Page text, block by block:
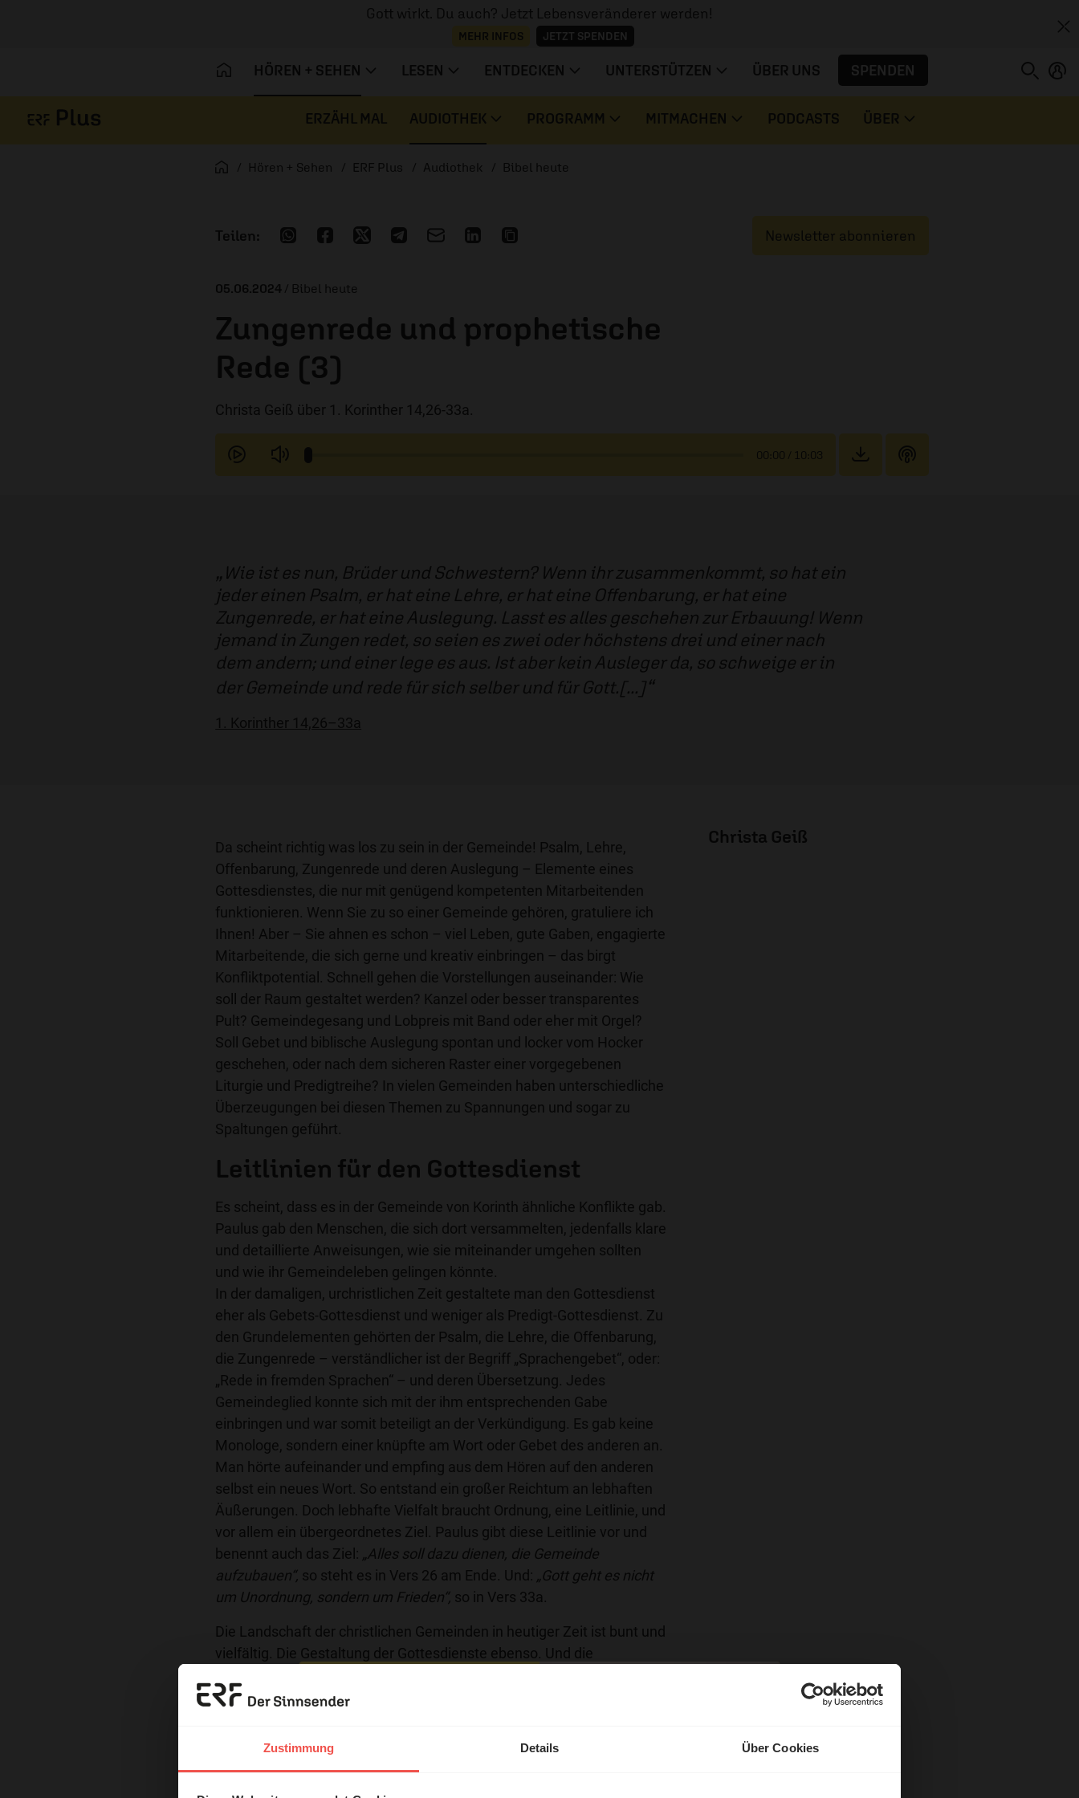
Zustimmung Details Über Cookies
Gott wirkt. Du auch? Jetzt Lebensveränderer werden!
MEHR INFOS JETZT SPENDEN
HÖREN + SEHEN LESEN ENTDECKEN UNTERSTÜTZEN ÜBER UNS SPENDEN
ERZÄHL MAL AUDIOTHEK PROGRAMM MITMACHEN PODCASTS ÜBER
Startseite
Hören + Sehen ERF Plus Audiothek Bibel heute
Newsletter abonnieren
05.06.2024 / Bibel heute
Zungenrede und prophetische
Rede (3)
Christa Geiß über 1. Korinther 14,26-33a.
00:00 / 10:03
Wie ist es nun, Brüder und Schwestern? Wenn ihr zusammenkommt, so hat ein
jeder einen Psalm, er hat eine Lehre, er hat eine Offenbarung, er hat eine
Zungenrede, er hat eine Auslegung. Lasst es alles geschehen zur Erbauung! Wenn
jemand in Zungen redet, so seien es zwei oder höchstens drei und einer nach
dem andern; und einer lege es aus. Ist aber kein Ausleger da, so schweige er in
der Gemeinde und rede für sich selber und für Gott.[...]
1. Korinther 14,26–33a
Da scheint richtig was los zu sein in der Gemeinde! Psalm, Lehre,
Offenbarung, Zungenrede und deren Auslegung – Elemente eines
Gottesdienstes, die nur mit genügend kompetenten Mitarbeitenden
funktionieren. Wenn Sie zu so einer Gemeinde gehören, gratuliere ich
Ihnen! Aber – Sie ahnen es schon – viel Leben, gute Gaben, engagierte
Mitarbeitende, die sich gerne und kreativ einbringen – das birgt
Konfliktpotential. Schnell gehen die Vorstellungen auseinander: Wie
soll der Raum gestaltet werden? Kanzel oder besser transparentes
Pult? Gemeindegesang und Lobpreis mit Band oder eher mit Orgel?
Soll Gebet und biblische Auslegung spontan und locker vom Hocker
geschehen, oder nach dem sicheren Raster einer vorgegebenen
Liturgie und Predigtreihe? In vielen Gemeinden haben unterschiedliche
Überzeugungen bei diesen Themen zu Spannungen und sogar zu
Spaltungen geführt.
Leitlinien für den Gottesdienst
Es scheint, dass es in der Gemeinde von Korinth ähnliche Konflikte gab.
Paulus gab den Menschen, die sich dort versammelten, jedenfalls klare
und detaillierte Anweisungen, wie sie miteinander umgehen sollten
und wie ihr Gemeindeleben gelingen könnte.
In der damaligen, urchristlichen Zeit gestaltete man den Gottesdienst
eher als Gebets-Gottesdienst und weniger als Predigt-Gottesdienst. Zu
den Grundelementen gehörten der Psalm, die Lehre, die Offenbarung,
die Zungenrede – verständlicher ist der Begriff „Sprachengebet“, oder:
„Rede in fremden Sprachen“ – und deren Übersetzung. Jedes
Gemeindeglied konnte sich mit der ihm entsprechenden Gabe
einbringen und war somit beteiligt an der Verkündigung. Es gab keine
Monologe, sondern einer knüpfte am Wort oder Gebet des anderen an.
Man hörte aufeinander und empfing aus dem Hören auf den anderen
selbst ein neues Wort. So entstand ein großer Reichtum an lebhaften
Äußerungen. Doch lebhafte Vielfalt braucht Ordnung, eine Leitlinie, und
vor allem ein übergeordnetes Ziel. Paulus gibt diese Leitlinie vor und
benennt auch das Ziel: „Alles soll dazu dienen, die Gemeinde
aufzubauen“, so steht es in Vers 26 am Ende. Und: „Gott geht es nicht
um Unordnung, sondern um Frieden“, so in Vers 33a.
Die Landschaft der christlichen Gemeinden in heutiger Zeit ist bunt und
vielfältig. Die Gestaltung der Gottesdienste ebenso. Und die
zu machen, sind fast grenzenlos. Umso wichtiger erscheinen mir diese
„Alles soll dazu dienen, die Gemeinde aufzubauen.“ „Gott geht es nicht
Christa Geiß
Erzähl mal!
Das erleben unsere Hörerinnen
und Hörer mit Gott ...